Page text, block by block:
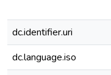
dc.identifier.uri
dc.language.iso